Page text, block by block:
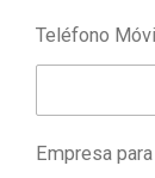
Teléfono
Empresa